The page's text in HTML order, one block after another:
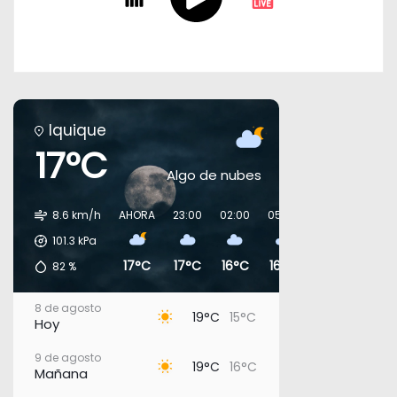
Iquique
17°C Algo de nubes
8.6 km/h
101.3 kPa
82 %
AHORA
17°C
23:00
17°C
02:00
16°C
05:00
16°C
8 de agosto
Hoy 19°C 15°C
9 de agosto
Mañana 19°C 16°C